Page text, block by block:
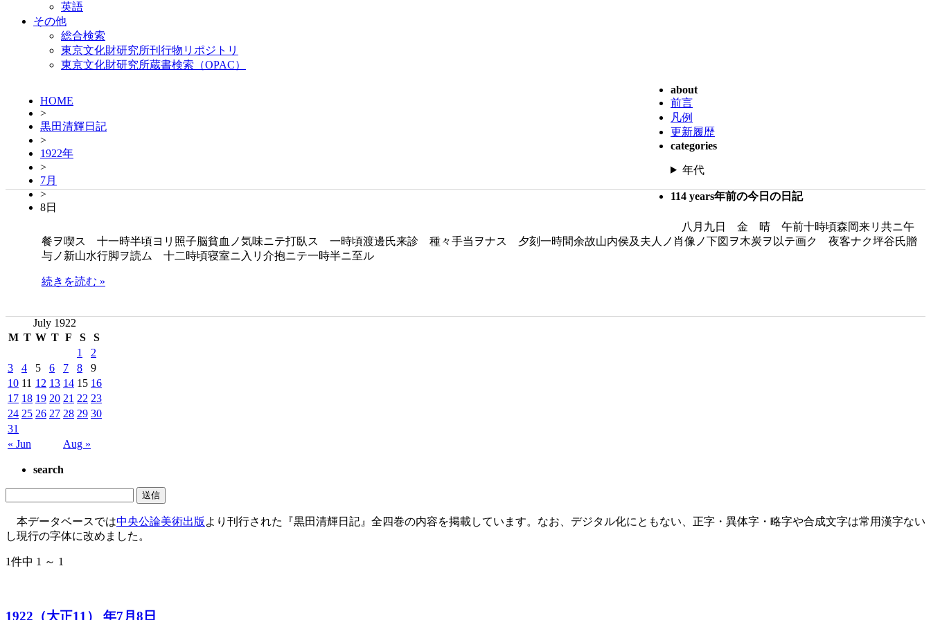
英語
その他
総合検索
東京文化財研究所刊行物リポジトリ
東京文化財研究所蔵書検索（OPAC）
HOME
>
黒田清輝日記
>
1922年
>
7月
>
8日
about
前言
凡例
更新履歴
categories
年代
114 years年前の今日の日記
八月九日 金 晴 午前十時頃森岡来リ共ニ午
餐ヲ喫ス 十一時半頃ヨリ照子脳貧血ノ気味ニテ打臥ス 一時頃渡邊氏来診 種々手当ヲナス 夕刻一時間余故山内侯及夫人ノ肖像ノ下図ヲ木炭ヲ以テ画ク 夜客ナク坪谷氏贈
与ノ新山水行脚ヲ読ム 十二時頃寝室ニ入リ介抱ニテ一時半ニ至ル
続きを読む »
July 1922
M T W T F S S
« Jun Aug »
1
2
3
4 5 6 7 8
9
10 11 12 13 14 15 16
17 18 19 20 21 22 23
24 25 26 27 28 29 30
31
search
本データベースでは中央公論美術出版 より刊行された『黒田清輝日記』全四巻の内容を掲載しています。なお、デジタル化にともない、正字・異体字・略字や合成文字は常用漢字ない
し現行の字体に改めました。
1件中 1 ～ 1
1922（大正11） 年7月8日